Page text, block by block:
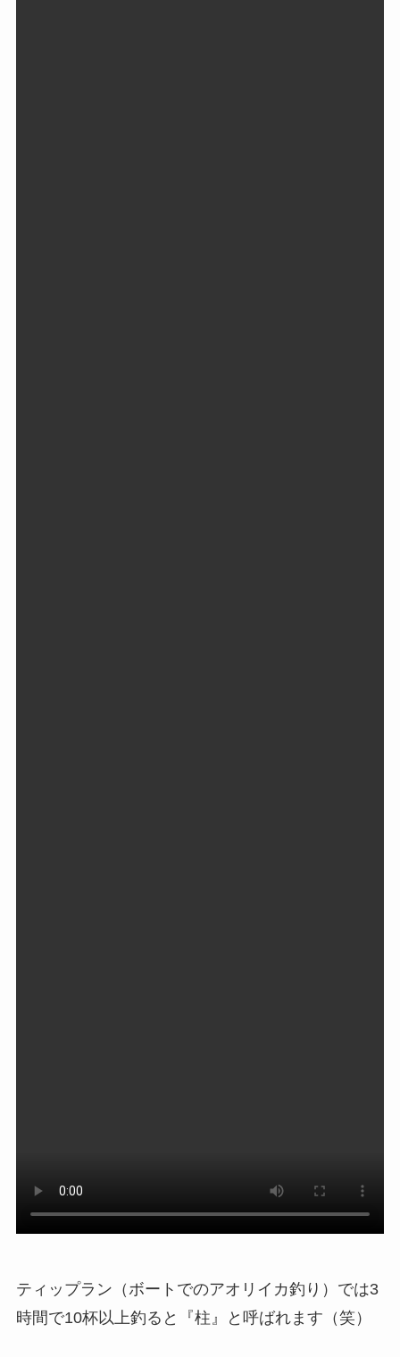
ティップラン（ボートでのアオリイカ釣り）では3
時間で10杯以上釣ると『柱』と呼ばれます（笑）